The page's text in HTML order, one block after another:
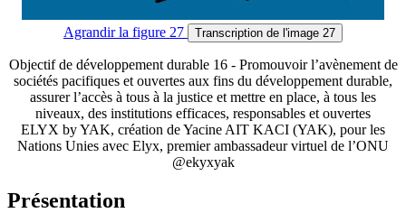
Agrandirla figure 27 Transcription de l'image 27
Objectif de développement durable 16 - Promouvoir l’avènement de
sociétés pacifiques et ouvertes aux fins du développement durable,
assurer l’accès à tous à la justice et mettre en place, à tous les
niveaux, des institutions efficaces, responsables et ouvertes
ELYX by YAK, création de Yacine AIT KACI (YAK), pour les
Nations Unies avec Elyx, premier ambassadeur virtuel de l’ONU
@ekyxyak
Présentation